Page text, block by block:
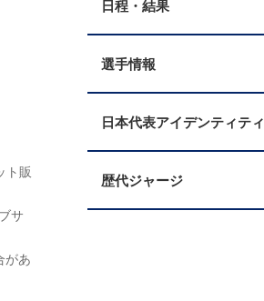
ト販
サ
があ
日程・結果
選手情報
日本代表アイデンティティ
歴代ジャージ